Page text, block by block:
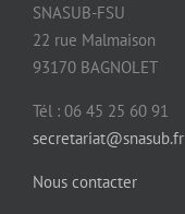
SNASUB-FSU
22 rue Malmaison
93170 BAGNOLET
Tél : 06 45 25 60 91
secretariat@snasub.fr
Nous contacter